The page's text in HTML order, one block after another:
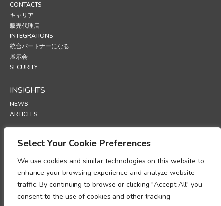
Select Your Cookie Preferences
We use cookies and similar technologies on this website to
enhance your browsing experience and analyze website
traffic. By continuing to browse or clicking "Accept All" you
consent to the use of cookies and other tracking
CONTACTS
キャリア
販売代理店
INTEGRATIONS
統合パートナーになる
展示会
SECURITY
INSIGHTS
NEWS
ARTICLES
SUPPORT
POLICIES
プライバシーポリシー
クッキーポリシー